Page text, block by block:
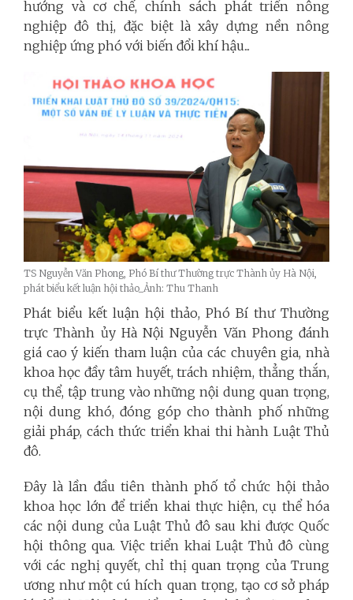
hướng và cơ chế, chính sách phát triển nông
nghiệp đô thị, đặc biệt là xây dựng nền nông
nghiệp ứng phó với biến đổi khí hậu...
TS Nguyễn Văn Phong, Phó Bí thư Thường trực Thành ủy Hà Nội,
phát biểu kết luận hội thảo_Ảnh: Thu Thanh
Phát biểu kết luận hội thảo, Phó Bí thư Thường
trực Thành ủy Hà Nội Nguyễn Văn Phong đánh
giá cao ý kiến tham luận của các chuyên gia, nhà
khoa học đầy tâm huyết, trách nhiệm, thẳng thắn,
cụ thể, tập trung vào những nội dung quan trọng,
nội dung khó, đóng góp cho thành phố những
giải pháp, cách thức triển khai thi hành Luật Thủ
đô.
Đây là lần đầu tiên thành phố tổ chức hội thảo
khoa học lớn để triển khai thực hiện, cụ thể hóa
các nội dung của Luật Thủ đô sau khi được Quốc
hội thông qua. Việc triển khai Luật Thủ đô cùng
với các nghị quyết, chỉ thị quan trọng của Trung
ương như một cú hích quan trọng, tạo cơ sở pháp